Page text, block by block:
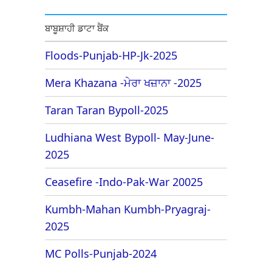
ਬਾਬੂਸ਼ਾਹੀ ਡਾਟਾ ਬੈਂਕ
Floods-Punjab-HP-Jk-2025
Mera Khazana -ਮੇਰਾ ਖਜ਼ਾਨਾ -2025
Taran Taran Bypoll-2025
Ludhiana West Bypoll- May-June-
2025
Ceasefire -Indo-Pak-War 20025
Kumbh-Mahan Kumbh-Pryagraj-
2025
MC Polls-Punjab-2024